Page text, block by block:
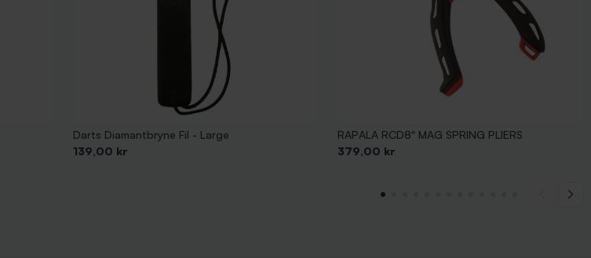
Darts Diamantbryne Fil - Large
Pris
139,00 kr
RAPALA RCD8" MAG SPRING PLIERS
Pris
379,00 kr